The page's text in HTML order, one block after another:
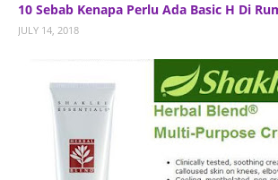
10 Sebab Kenapa Perlu Ada Basic H Di
JULY 14, 2018